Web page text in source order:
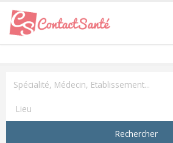
Spécialité, Médecin, Etablissement...
Rechercher